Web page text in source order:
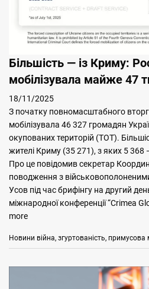
Більшість — із Криму:
мобілізувала майже 47
18/11/2025
З початку повномасштабного
мобілізувала 46 327 громадян
окупованих територій (ТОТ).
жителі Криму (35 271), з яких 5
Про це повідомив секретар
поводження з
Усов під час брифінгу на другий
міжнародної конференції “Crimea
more
Categories
Новини Tags
війна, згуртованість, примусова